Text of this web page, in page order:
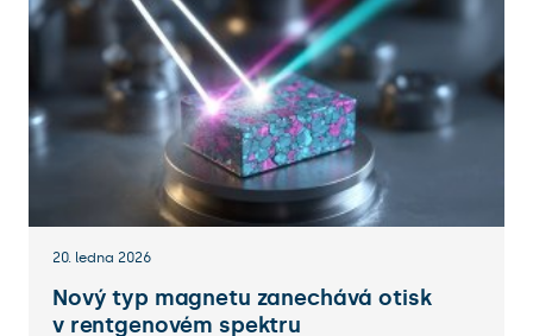
20. ledna 2026
Nový typ magnetu zanechává otisk
v rentgenovém spektru